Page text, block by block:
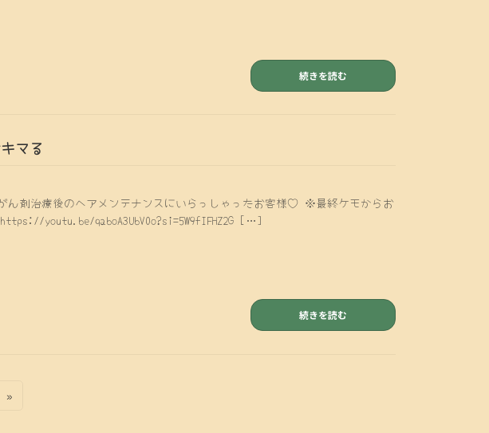
続きを読む
マる
ん剤治療後のヘアメンテナンスにいらっしゃったお客様♡ ※最終ケモからお
youtu.be/qaboA3UbV0o?si=5W9fIFHZ2G […]
続きを読む
»